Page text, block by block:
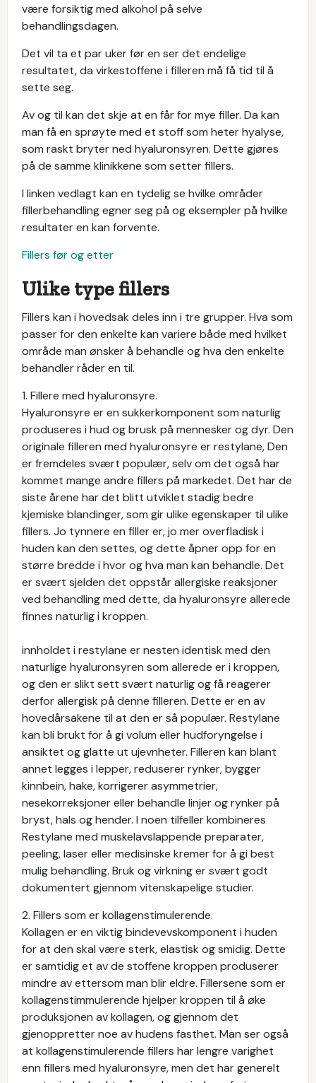
være forsiktig med alkohol på selve
behandlingsdagen.
Det vil ta et par uker før en ser det endelige
resultatet, da virkestoffene i filleren må få tid til å
sette seg.
Av og til kan det skje at en får for mye filler. Da kan
man få en sprøyte med et stoff som heter hyalyse,
som raskt bryter ned hyaluronsyren. Dette gjøres
på de samme klinikkene som setter fillers.
I linken vedlagt kan en tydelig se hvilke områder
fillerbehandling egner seg på og eksempler på hvilke
resultater en kan forvente.
Fillers før og etter
Ulike type fillers
Fillers kan i hovedsak deles inn i tre grupper. Hva som
passer for den enkelte kan variere både med hvilket
område man ønsker å behandle og hva den enkelte
behandler råder en til.
1. Fillere med hyaluronsyre.
Hyaluronsyre er en sukkerkomponent som naturlig
produseres i hud og brusk på mennesker og dyr. Den
originale filleren med hyaluronsyre er restylane, Den
er fremdeles svært populær, selv om det også har
kommet mange andre fillers på markedet. Det har de
siste årene har det blitt utviklet stadig bedre
kjemiske blandinger, som gir ulike egenskaper til ulike
fillers. Jo tynnere en filler er, jo mer overfladisk i
huden kan den settes, og dette åpner opp for en
større bredde i hvor og hva man kan behandle. Det
er svært sjelden det oppstår allergiske reaksjoner
ved behandling med dette, da hyaluronsyre allerede
finnes naturlig i kroppen.
innholdet i restylane er nesten identisk med den
naturlige hyaluronsyren som allerede er i kroppen,
og den er slikt sett svært naturlig og få reagerer
derfor allergisk på denne filleren. Dette er en av
hovedårsakene til at den er så populær. Restylane
kan bli brukt for å gi volum eller hudforyngelse i
ansiktet og glatte ut ujevnheter. Filleren kan blant
annet legges i lepper, reduserer rynker, bygger
kinnbein, hake, korrigerer asymmetrier,
nesekorreksjoner eller behandle linjer og rynker på
bryst, hals og hender. I noen tilfeller kombineres
Restylane med muskelavslappende preparater,
peeling, laser eller medisinske kremer for å gi best
mulig behandling. Bruk og virkning er svært godt
dokumentert gjennom vitenskapelige studier.
2. Fillers som er kollagenstimulerende.
Kollagen er en viktig bindevevskomponent i huden
for at den skal være sterk, elastisk og smidig. Dette
er samtidig et av de stoffene kroppen produserer
mindre av ettersom man blir eldre. Fillersene som er
kollagenstimmulerende hjelper kroppen til å øke
produksjonen av kollagen, og gjennom det
gjenoppretter noe av hudens fasthet. Man ser også
at kollagenstimulerende fillers har lengre varighet
enn fillers med hyaluronsyre, men det har generelt